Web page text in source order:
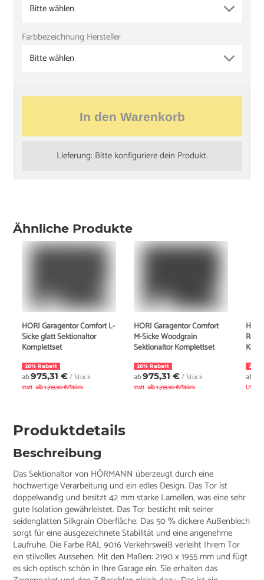
Bitte wählen
Farbbezeichnung Hersteller
Bitte wählen
In den Warenkorb
Lieferung: Bitte konfiguriere dein Produkt.
Ähnliche Produkte
HORI Garagentor Comfort L-
Sicke glatt Sektionaltor
Komplettset
26% Rabatt
ab975,31 €/ Stück
statt ab1.319,90 €/Stück
HORI Garagentor Comfort
M-Sicke Woodgrain
Sektionaltor Komplettset
26% Rabatt
ab975,31 €/ Stück
statt ab1.319,90 €/Stück
23%
ab
UVP
Produktdetails
Beschreibung
Das Sektionaltor von HÖRMANN überzeugt durch eine
hochwertige Verarbeitung und ein edles Design. Das Tor ist
doppelwandig und besitzt 42 mm starke Lamellen, was eine sehr
gute Isolation gewährleistet. Das Tor besticht mit seiner
seidenglatten Silkgrain Oberfläche. Das 50 % dickere Außenblech
sorgt für eine ausgezeichnete Stabilität und eine angenehme
Laufruhe. Die Farbe RAL 9016 Verkehrsweiß verleiht Ihrem Tor
ein stilvolles Aussehen. Mit den Maßen: 2190 x 1955 mm und fügt
es sich optisch schön in Ihre Garage ein. Sie erhalten das